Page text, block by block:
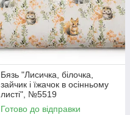
Бязь "Лисичка, білочка,
зайчик і їжачок в осінньому
листі", №5519
Готово до відправки